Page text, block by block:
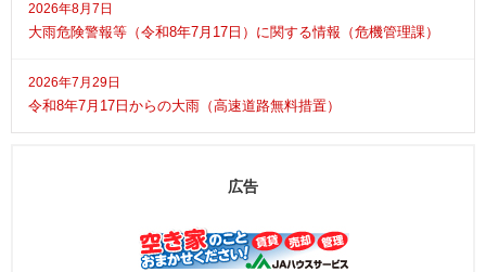
2026年8月7日
大雨危険警報等（令和8年7月17日）に関する情報（危機管理課）
2026年7月29日
令和8年7月17日からの大雨（高速道路無料措置）
広告